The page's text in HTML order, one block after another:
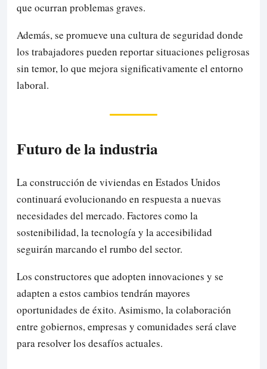
que ocurran problemas graves.
Además, se promueve una cultura de seguridad donde
los trabajadores pueden reportar situaciones peligrosas
sin temor, lo que mejora significativamente el entorno
laboral.
Futuro de la industria
La construcción de viviendas en Estados Unidos
continuará evolucionando en respuesta a nuevas
necesidades del mercado. Factores como la
sostenibilidad, la tecnología y la accesibilidad
seguirán marcando el rumbo del sector.
Los constructores que adopten innovaciones y se
adapten a estos cambios tendrán mayores
oportunidades de éxito. Asimismo, la colaboración
entre gobiernos, empresas y comunidades será clave
para resolver los desafíos actuales.